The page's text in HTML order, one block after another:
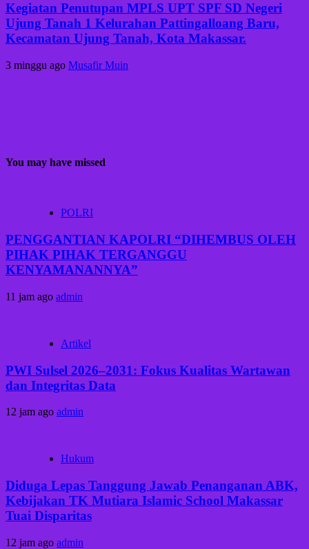
Kegiatan Penutupan MPLS UPT SPF SD Negeri
Ujung Tanah 1 Kelurahan Pattingalloang Baru,
Kecamatan Ujung Tanah, Kota Makassar.
3 minggu ago Musafir Muin
You may have missed
POLRI
PENGGANTIAN KAPOLRI “DIHEMBUS OLEH
PIHAK PIHAK TERGANGGU
KENYAMANANNYA”
11 jam ago admin
Artikel
PWI Sulsel 2026–2031: Fokus Kualitas Wartawan
dan Integritas Data
12 jam ago admin
Hukum
Diduga Lepas Tanggung Jawab Penanganan ABK,
Kebijakan TK Mutiara Islamic School Makassar
Tuai Disparitas
12 jam ago admin